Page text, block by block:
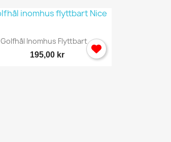
Snabbvy
Golfhål Inomhus Flyttbart...
195,00 kr